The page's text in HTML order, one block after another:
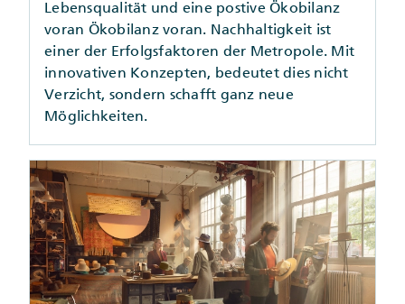
Lebensqualität und eine postive Ökobilanz
voran Ökobilanz voran. Nachhaltigkeit ist
einer der Erfolgsfaktoren der Metropole. Mit
innovativen Konzepten, bedeutet dies nicht
Verzicht, sondern schafft ganz neue
Möglichkeiten.